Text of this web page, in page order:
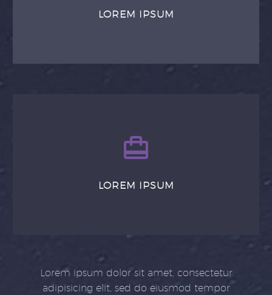
LOREM IPSUM
LOREM IPSUM
Lorem ipsum dolor sit amet, consectetur
adipisicing elit, sed do eiusmod tempor